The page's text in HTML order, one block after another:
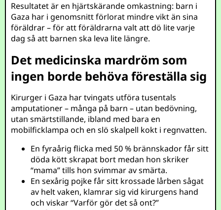
Resultatet är en hjärtskärande omkastning: barn i
Gaza har i genomsnitt förlorat mindre vikt än sina
föräldrar – för att föräldrarna valt att dö lite varje
dag så att barnen ska leva lite längre.
Det medicinska mardröm som
ingen borde behöva föreställa sig
Kirurger i Gaza har tvingats utföra tusentals
amputationer – många på barn – utan bedövning,
utan smärtstillande, ibland med bara en
mobilficklampa och en slö skalpell kokt i regnvatten.
En fyraårig flicka med 50 % brännskador får sitt
döda kött skrapat bort medan hon skriker
“mama” tills hon svimmar av smärta.
En sexårig pojke får sitt krossade lårben sågat
av helt vaken, klamrar sig vid kirurgens hand
och viskar “Varför gör det så ont?”